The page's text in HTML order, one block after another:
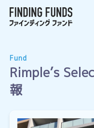
Fund
Rimple’s
報